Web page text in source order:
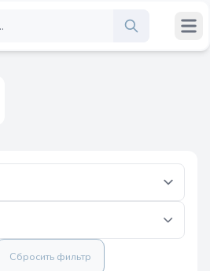
Сбросить фильтр